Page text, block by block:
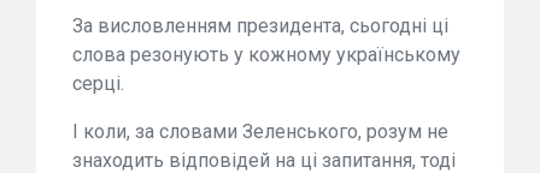
За висловленням президента, сьогодні ці
слова резонують у кожному українському
серці.
І коли, за словами Зеленського, розум не
знаходить відповідей на ці запитання, тоді